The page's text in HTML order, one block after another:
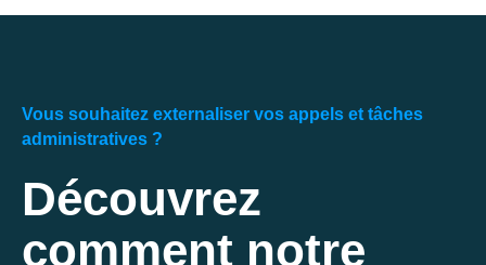
Vous souhaitez externaliser vos appels et tâches
administratives ?
Découvrez
comment notre